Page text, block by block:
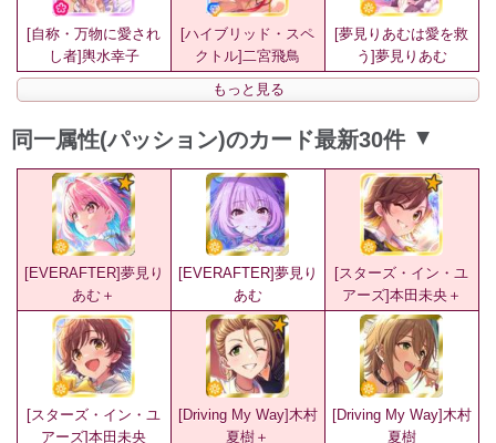
[自称・万物に愛され
し者]輿水幸子
[ハイブリッド・スペ
クトル]二宮飛鳥
[夢見りあむは愛を救
う]夢見りあむ
もっと見る
同一属性(パッション)のカード最新30件 ▲
[EVERAFTER]夢見り
あむ＋
[EVERAFTER]夢見り
あむ
[スターズ・イン・ユ
アーズ]本田未央＋
[スターズ・イン・ユ
アーズ]本田未央
[Driving My Way]木村
夏樹＋
[Driving My Way]木村
夏樹